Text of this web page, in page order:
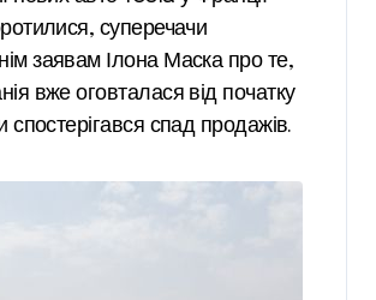
суперечачи
заявам Ілона Маска про те,
вже оговталася від початку
спостерігався спад продажів.